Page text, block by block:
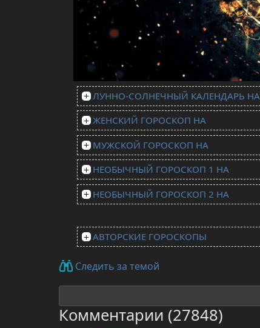
ЛУННО-СОЛНЕЧНЫЙ КАЛЕНДАРЬ НА
ЖЕНСКИЙ ГОРОСКОП НА
МУЖСКОЙ ГОРОСКОП НА
НЕОБЫЧНЫЙ ГОРОСКОП 1 НА
НЕОБЫЧНЫЙ ГОРОСКОП 2 НА
АВТОРСКИЕ ГОРОСКОПЫ
Следить за темой
Комментарии (27848)